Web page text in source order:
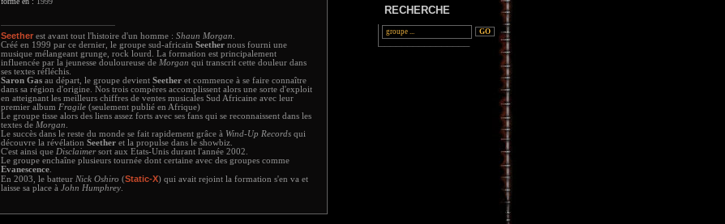
Seether est avant tout l'histoire d'un homme : Shaun Morgan
Créé en 1999 par ce dernier, le groupe sud-africain Seether nous fourni une
musique mélangeant grunge, rock lourd. La formation est principalement
influencée par la jeunesse douloureuse de Morgan qui transcrit cette douleur dans
ses textes réfléchis.
Saron Gas au départ, le groupe devient Seether et commence à se faire connaître
dans sa région d'origine. Nos trois compères accomplissent alors une sorte d'exploit
en atteignant les meilleurs chiffres de ventes musicales Sud Africaine avec leur
premier album Fragile (seulement publié en Afrique)
Le groupe tisse alors des liens assez forts avec ses fans qui se reconnaissent dans les
textes de Morgan
Le succès dans le reste du monde se fait rapidement grâce à Wind-Up Records qui
découvre la révélation Seether et la propulse dans le showbiz.
C'est ainsi que Disclaimersort aux Etats-Unis durant l'année 2002.
Le groupe enchaîne plusieurs tournée dont certaine avec des groupes comme
Evanescence
En 2003, le batteur Nick Oshiro (Static-X) qui avait rejoint la formation s'en va et
laisse sa place à John Humphrey
RECHERCHE
________________